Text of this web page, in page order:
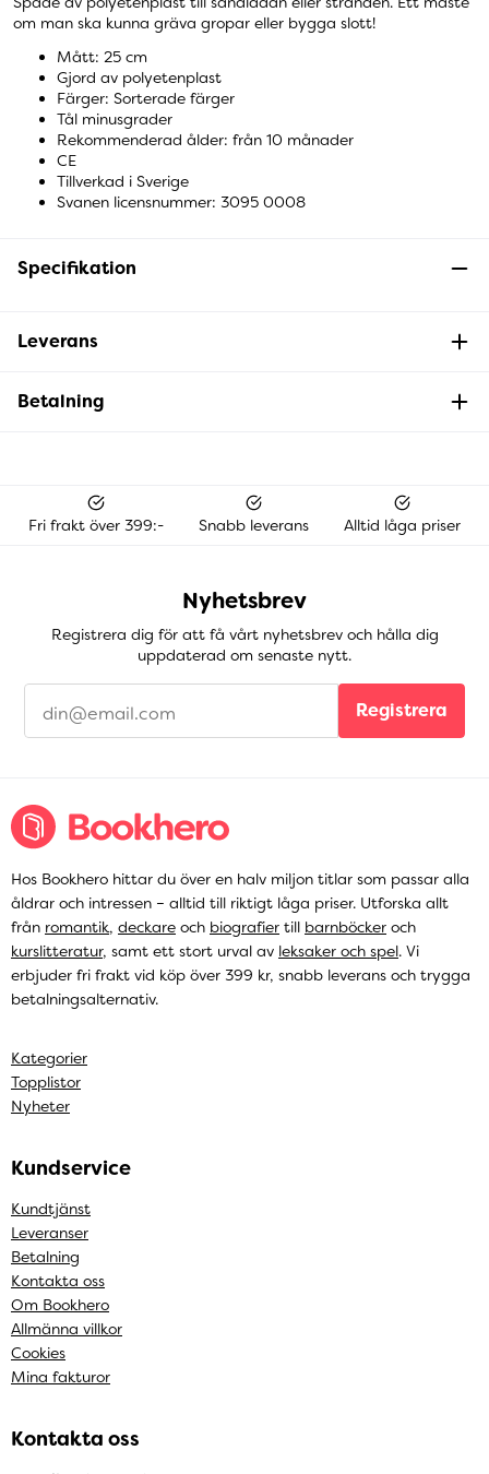
om man ska kunna gräva gropar eller bygga slott!
Mått: 25 cm
Gjord av polyetenplast
Färger: Sorterade färger
Tål minusgrader
Rekommenderad ålder: från 10 månader
CE
Tillverkad i Sverige
Svanen licensnummer: 3095 0008
Specifikation
Leverans
Betalning
Fri frakt över 399:- Snabb leverans Alltid låga priser
Nyhetsbrev
Registrera dig för att få vårt nyhetsbrev och hålla dig
uppdaterad om senaste nytt.
Registrera
Hos Bookhero hittar du över en halv miljon titlar som passar alla
åldrar och intressen – alltid till riktigt låga priser. Utforska allt
från romantik, deckare och biografier till barnböcker och
kurslitteratur, samt ett stort urval av leksaker och spel. Vi
erbjuder fri frakt vid köp över 399 kr, snabb leverans och trygga
betalningsalternativ.
Kategorier
Topplistor
Nyheter
Kundservice
Kundtjänst
Leveranser
Betalning
Kontakta oss
Om Bookhero
Allmänna villkor
Cookies
Mina fakturor
Kontakta oss